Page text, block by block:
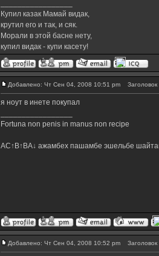
Купил казак Мамай видак,
крутил его и так, и сяк.
Морали в этой басне нету,
купил видак - купи касету!
Добавлено: Чт Сен 04, 2008 10:51 pm
я ноут в инете покупал
Fortuna non penis in manus non recipe
AC↑B↑BA↓ ажамбех пашамбе эшельбе
Добавлено: Чт Сен 04, 2008 10:52 pm